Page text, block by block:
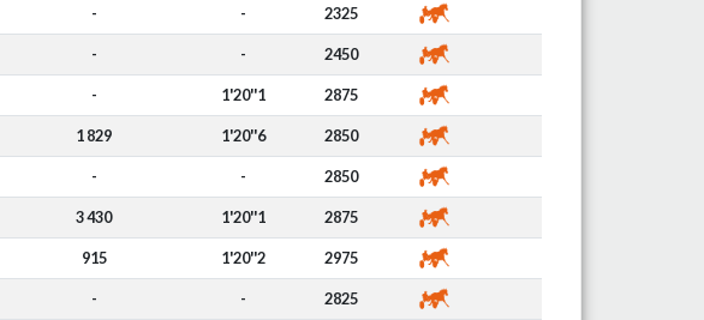
- - 2325
- - 2450
- 1'20''1 2875
1 829 1'20''6 2850
- - 2850
3 430 1'20''1 2875
915 1'20''2 2975
- - 2825